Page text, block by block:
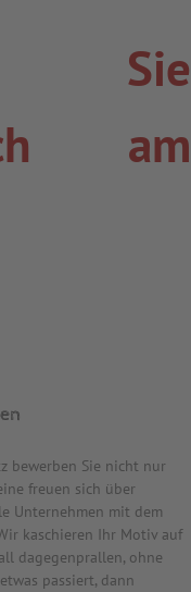
Sie
am
bewerben Sie nicht nur
freuen sich über
Unternehmen mit dem
kaschieren Ihr Motiv auf
dagegenprallen, ohne
passiert, dann